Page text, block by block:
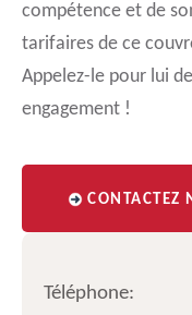
compétence et de
tarifaires de ce
Appelez-le pour lui
engagement !
CONTACTEZ
Téléphone: